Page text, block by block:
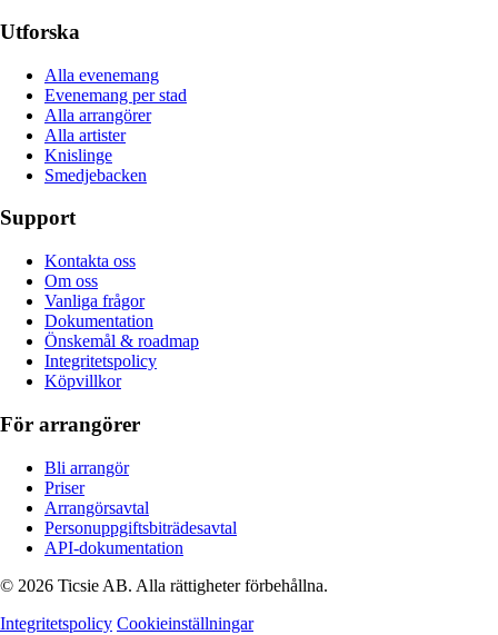
Utforska
Alla evenemang
Evenemang per stad
Alla arrangörer
Alla artister
Knislinge
Smedjebacken
Support
Kontakta oss
Om oss
Vanliga frågor
Dokumentation
Önskemål & roadmap
Integritetspolicy
Köpvillkor
För arrangörer
Bli arrangör
Priser
Arrangörsavtal
Personuppgiftsbiträdesavtal
API-dokumentation
© 2026 Ticsie AB. Alla rättigheter förbehållna.
Integritetspolicy Cookieinställningar